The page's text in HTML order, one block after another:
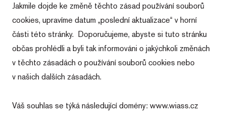
Jakmile dojde ke změně těchto zásad používání souborů
cookies, upravíme datum „poslední aktualizace“ v horní
části této stránky. Doporučujeme, abyste si tuto stránku
občas prohlédli a byli tak informováni o jakýchkoli změnách
v těchto zásadách o používání souborů cookies nebo
v našich dalších zásadách.
Váš souhlas se týká následující domény: www.wiass.cz